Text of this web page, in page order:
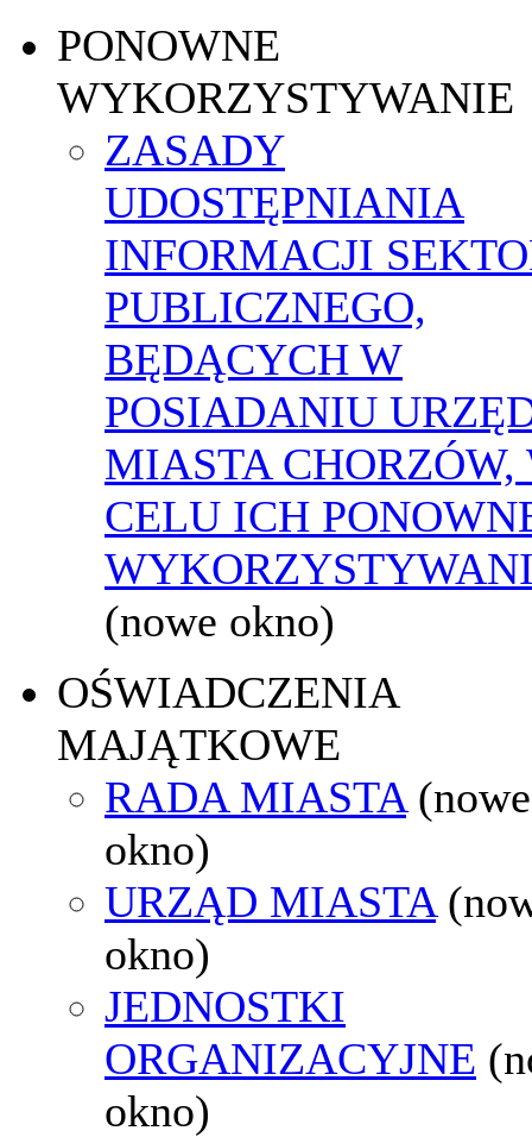
PONOWNE
WYKORZYSTYWANIE
ZASADY
UDOSTĘPNIANIA
INFORMACJI
PUBLICZNEGO,
BĘDĄCYCH W
POSIADANIU
MIASTA CHORZÓW,
CELU ICH
(nowe okno)
OŚWIADCZENIA
MAJĄTKOWE
RADA MIASTA (nowe
okno)
URZĄD MIASTA
okno)
JEDNOSTKI
ORGANIZACYJNE
okno)